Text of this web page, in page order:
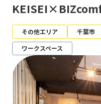
その他エリア
千葉市
ワークスペース